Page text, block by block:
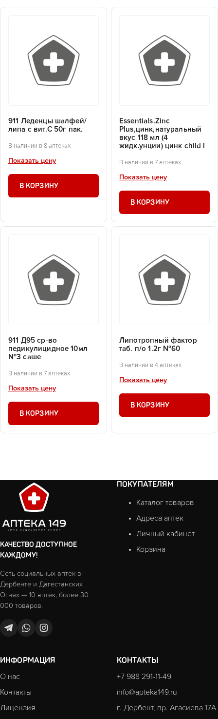
911 Леденцы шалфей/
липа с вит.С 50г пак.
В наличии в 8 аптеках
Показать цену
В КОРЗИНУ
Essentials.Zinc
Plus,цинк,натуральный
вкус 118 мл (4
жидк.унции) цинк child l
В наличии в 7 аптеках
Показать цену
В КОРЗИНУ
911 Д95 ср-во
педикулицидное 10мл
№3 саше
В наличии в 7 аптеках
Показать цену
В КОРЗИНУ
Липотропный фактор
таб. п/о 1.2г №60
В наличии в 4 аптеках
Показать цену
В КОРЗИНУ
КАЧЕСТВО ДОСТУПНОЕ
КАЖДОМУ!
Сеть социальных аптек в
Дербенте и Дагестанских
Огнях — 10 аптек, более 30
000 товаров.
ПОКУПАТЕЛЯМ
Каталог товаров
Адреса аптек
Личный кабинет
Корзина
ИНФОРМАЦИЯ
О нас
Контакты
Лицензия
КОНТАКТЫ
+7 988 291-11-49
info@apteka149.ru
г. Дербент, пр. Агасиева 17А